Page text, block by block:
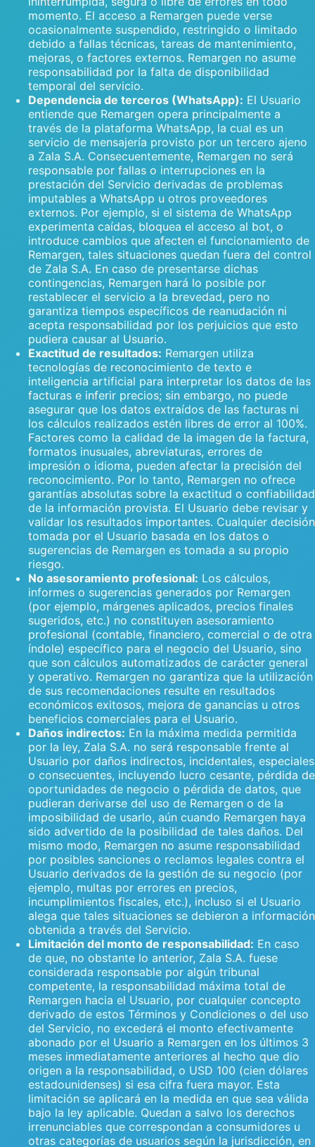
momento. El acceso a Remargen puede verse
ocasionalmente suspendido, restringido o limitado
debido a fallas técnicas, tareas de mantenimiento,
mejoras, o factores externos. Remargen no asume
responsabilidad por la falta de disponibilidad
temporal del servicio.
Dependencia de terceros (WhatsApp): El Usuario
entiende que Remargen opera principalmente a
través de la plataforma WhatsApp, la cual es un
servicio de mensajería provisto por un tercero ajeno
a Zala S.A. Consecuentemente, Remargen no será
responsable por fallas o interrupciones en la
prestación del Servicio derivadas de problemas
imputables a WhatsApp u otros proveedores
externos. Por ejemplo, si el sistema de WhatsApp
experimenta caídas, bloquea el acceso al bot, o
introduce cambios que afecten el funcionamiento de
Remargen, tales situaciones quedan fuera del control
de Zala S.A. En caso de presentarse dichas
contingencias, Remargen hará lo posible por
restablecer el servicio a la brevedad, pero no
garantiza tiempos específicos de reanudación ni
acepta responsabilidad por los perjuicios que esto
pudiera causar al Usuario.
Exactitud de resultados: Remargen utiliza
tecnologías de reconocimiento de texto e
inteligencia artificial para interpretar los datos de las
facturas e inferir precios; sin embargo, no puede
asegurar que los datos extraídos de las facturas ni
los cálculos realizados estén libres de error al 100%.
Factores como la calidad de la imagen de la factura,
formatos inusuales, abreviaturas, errores de
impresión o idioma, pueden afectar la precisión del
reconocimiento. Por lo tanto, Remargen no ofrece
garantías absolutas sobre la exactitud o confiabilidad
de la información provista. El Usuario debe revisar y
validar los resultados importantes. Cualquier decisión
tomada por el Usuario basada en los datos o
sugerencias de Remargen es tomada a su propio
riesgo.
No asesoramiento profesional: Los cálculos,
informes o sugerencias generados por Remargen
(por ejemplo, márgenes aplicados, precios finales
sugeridos, etc.) no constituyen asesoramiento
profesional (contable, financiero, comercial o de otra
índole) específico para el negocio del Usuario, sino
que son cálculos automatizados de carácter general
y operativo. Remargen no garantiza que la utilización
de sus recomendaciones resulte en resultados
económicos exitosos, mejora de ganancias u otros
beneficios comerciales para el Usuario.
Daños indirectos: En la máxima medida permitida
por la ley, Zala S.A. no será responsable frente al
Usuario por daños indirectos, incidentales, especiales
o consecuentes, incluyendo lucro cesante, pérdida de
oportunidades de negocio o pérdida de datos, que
pudieran derivarse del uso de Remargen o de la
imposibilidad de usarlo, aún cuando Remargen haya
sido advertido de la posibilidad de tales daños. Del
mismo modo, Remargen no asume responsabilidad
por posibles sanciones o reclamos legales contra el
Usuario derivados de la gestión de su negocio (por
ejemplo, multas por errores en precios,
incumplimientos fiscales, etc.), incluso si el Usuario
alega que tales situaciones se debieron a información
obtenida a través del Servicio.
Limitación del monto de responsabilidad: En caso
de que, no obstante lo anterior, Zala S.A. fuese
considerada responsable por algún tribunal
competente, la responsabilidad máxima total de
Remargen hacia el Usuario, por cualquier concepto
derivado de estos Términos y Condiciones o del uso
del Servicio, no excederá el monto efectivamente
abonado por el Usuario a Remargen en los últimos 3
meses inmediatamente anteriores al hecho que dio
origen a la responsabilidad, o USD 100 (cien dólares
estadounidenses) si esa cifra fuera mayor. Esta
limitación se aplicará en la medida en que sea válida
bajo la ley aplicable. Quedan a salvo los derechos
irrenunciables que correspondan a consumidores u
otras categorías de usuarios según la jurisdicción, en